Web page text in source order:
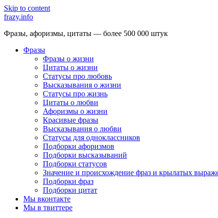
Skip to content
frazy.info
Фразы, афоризмы, цитаты — более 500 000 штук
Фразы
Фразы о жизни
Цитаты о жизни
Статусы про любовь
Высказывания о жизни
Статусы про жизнь
Цитаты о любви
Афоризмы о жизни
Красивые фразы
Высказывания о любви
Статусы для одноклассников
Подборки афоризмов
Подборки высказываний
Подборки статусов
Значение и происхождение фраз и крылатых
Подборки фраз
Подборки цитат
Мы вконтакте
Мы в твиттере